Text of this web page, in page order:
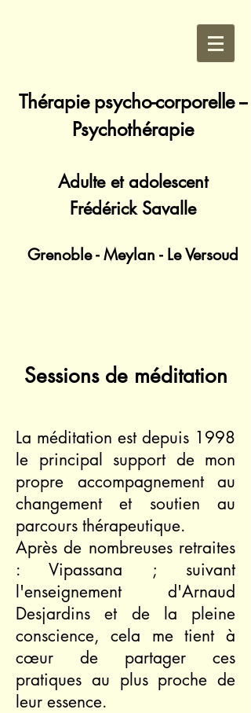
Thérapie psycho-corporelle --
Psychothérapie
Adulte et adolescent
Frédérick Savalle
Grenoble - Meylan - Le Versoud
Sessions de méditation
La méditation est depuis 1998
le principal support de mon
propre accompagnement au
changement et soutien au
parcours thérapeutique.
Après de nombreuses retraites
: Vipassana ; suivant
l'enseignement d'Arnaud
Desjardins et de la pleine
conscience, cela me tient à
cœur de partager ces
pratiques au plus proche de
leur essence.